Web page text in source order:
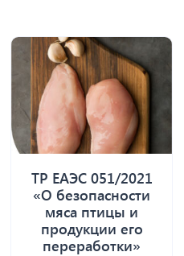
ТР ЕАЭС 051/2021
«О безопасности
мяса птицы и
продукции его
переработки»